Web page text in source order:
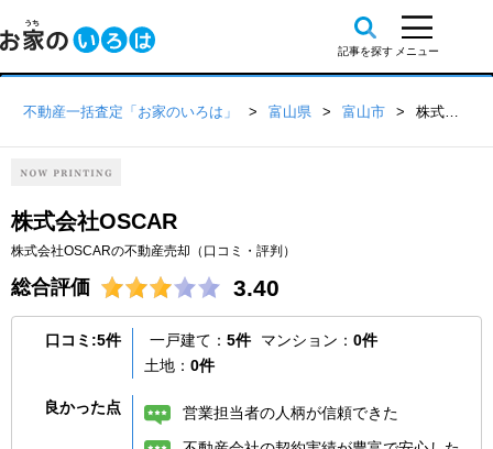
不動産一括査定「お家のいろは」 富山県 富山市 株式会社OSCAR
株式会社OSCAR
株式会社OSCARの不動産売却（口コミ・評判）
総合評価 3.40
口コミ:5件 一戸建て： 5件 マンション： 0件
土地： 0件
良かった点
営業担当者の人柄が信頼できた